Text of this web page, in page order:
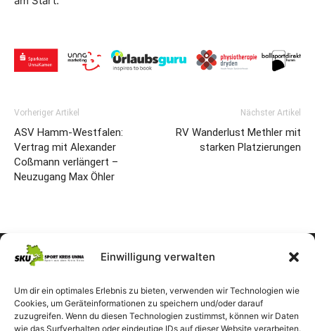
Einwilligung verwalten
Um dir ein optimales Erlebnis zu bieten, verwenden wir Technologien wie
Cookies, um Geräteinformationen zu speichern und/oder darauf
zuzugreifen. Wenn du diesen Technologien zustimmst, können wir Daten
wie das Surfverhalten oder eindeutige IDs auf dieser Website verarbeiten.
Vorheriger Artikel
ASV Hamm-Westfalen:
Vertrag mit Alexander
Coßmann verlängert –
Neuzugang Max Öhler
Nächster Artikel
RV Wanderlust Methler mit
starken Platzierungen